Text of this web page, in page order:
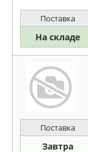
Поставка
На складе
Поставка
Завтра